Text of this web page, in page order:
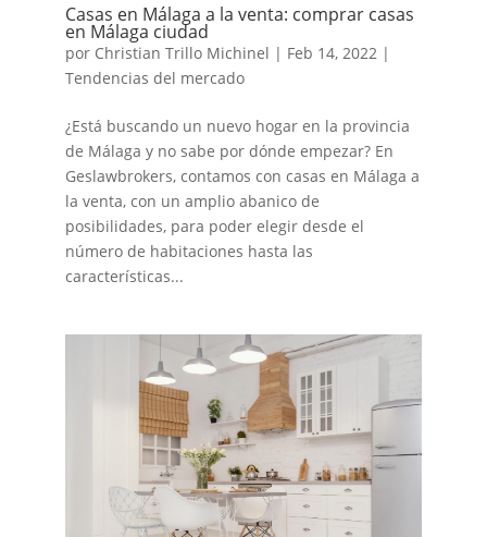
Casas en Málaga a la venta: comprar casas
en Málaga ciudad
por Christian Trillo Michinel | Feb 14, 2022 |
Tendencias del mercado
¿Está buscando un nuevo hogar en la provincia
de Málaga y no sabe por dónde empezar? En
Geslawbrokers, contamos con casas en Málaga a
la venta, con un amplio abanico de
posibilidades, para poder elegir desde el
número de habitaciones hasta las
características...